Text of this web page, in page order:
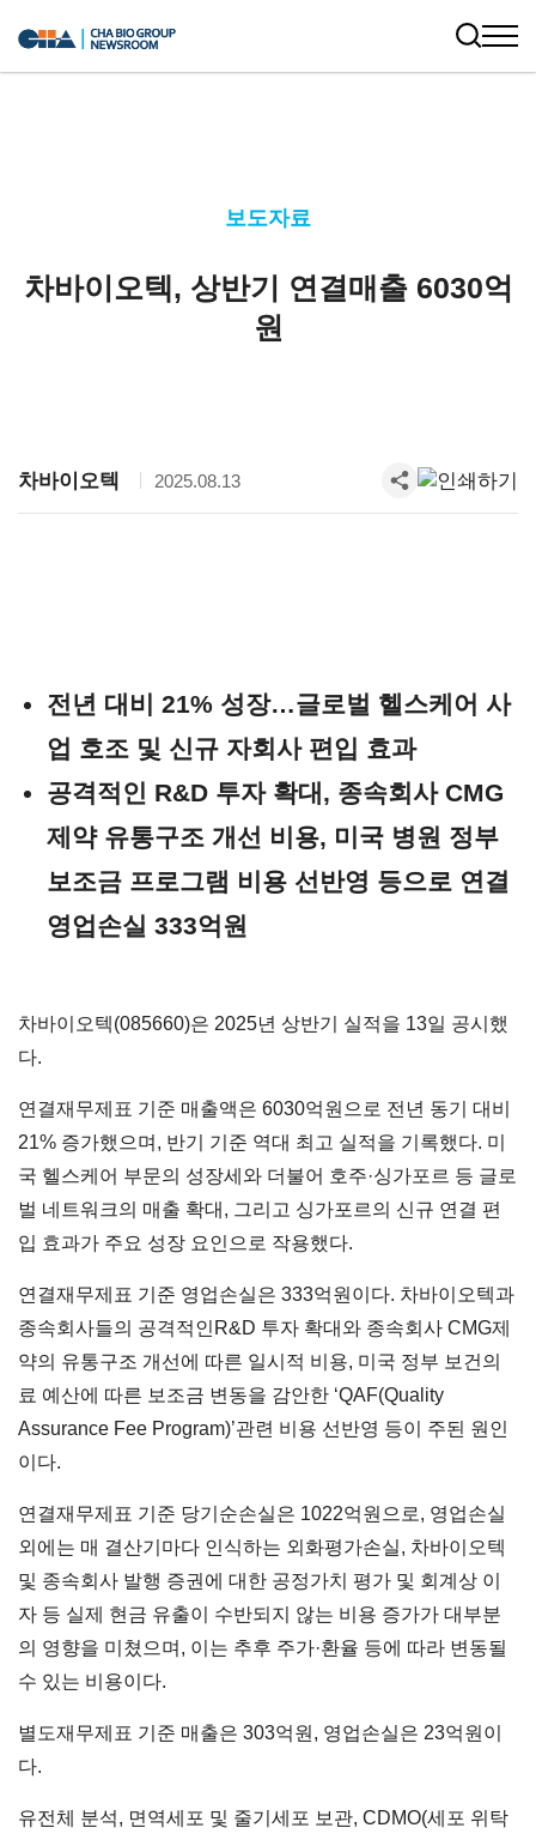
보도자료
차바이오텍, 상반기 연결매출 6030억
원
차바이오텍 2025.08.13
전년 대비 21% 성장…글로벌 헬스케어 사
업 호조 및 신규 자회사 편입 효과
공격적인 R&D 투자 확대, 종속회사 CMG
제약 유통구조 개선 비용, 미국 병원 정부
보조금 프로그램 비용 선반영 등으로 연결
영업손실 333억원
차바이오텍(085660)은 2025년 상반기 실적을 13일 공시했
다.
연결재무제표 기준 매출액은 6030억원으로 전년 동기 대비
21% 증가했으며, 반기 기준 역대 최고 실적을 기록했다. 미
국 헬스케어 부문의 성장세와 더불어 호주·싱가포르 등 글로
벌 네트워크의 매출 확대, 그리고 싱가포르의 신규 연결 편
입 효과가 주요 성장 요인으로 작용했다.
연결재무제표 기준 영업손실은 333억원이다. 차바이오텍과
종속회사들의 공격적인R&D 투자 확대와 종속회사 CMG제
약의 유통구조 개선에 따른 일시적 비용, 미국 정부 보건의
료 예산에 따른 보조금 변동을 감안한 ‘QAF(Quality
Assurance Fee Program)’관련 비용 선반영 등이 주된 원인
이다.
연결재무제표 기준 당기순손실은 1022억원으로, 영업손실
외에는 매 결산기마다 인식하는 외화평가손실, 차바이오텍
및 종속회사 발행 증권에 대한 공정가치 평가 및 회계상 이
자 등 실제 현금 유출이 수반되지 않는 비용 증가가 대부분
의 영향을 미쳤으며, 이는 추후 주가·환율 등에 따라 변동될
수 있는 비용이다.
별도재무제표 기준 매출은 303억원, 영업손실은 23억원이
다.
유전체 분석, 면역세포 및 줄기세포 보관, CDMO(세포 위탁